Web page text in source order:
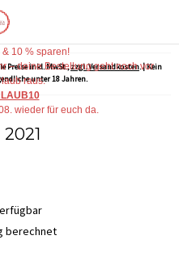
10 % sparen!
– deine Bestellung geht noch vor
raus.
wieder für euch da.
Preise inkl. MwSt.,zzgl. Versandkosten. | Kein
unter 18 Jahren.
berechnet